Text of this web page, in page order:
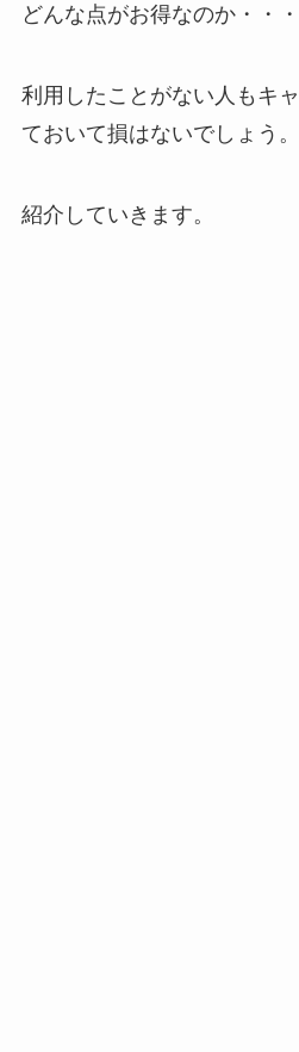
どんな点がお得なのか・・
利用したことがない人もキ
ておいて損はないでしょう。
紹介していきます。